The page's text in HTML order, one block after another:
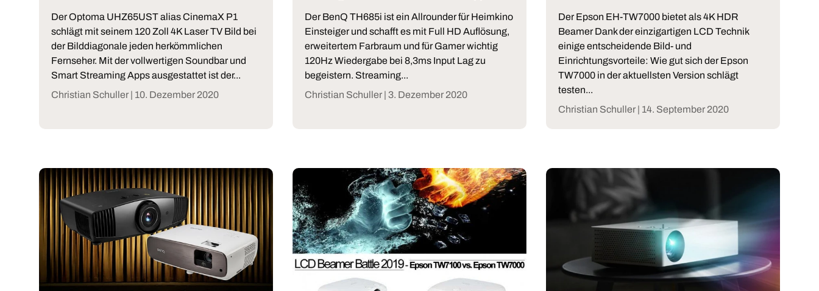
Der Optoma UHZ65UST alias CinemaX P1
schlägt mit seinem 120 Zoll 4K Laser TV Bild bei
der Bilddiagonale jeden herkömmlichen
Fernseher. Mit der vollwertigen Soundbar und
Smart Streaming Apps ausgestattet ist der...
Christian Schuller | 10. Dezember 2020
Der BenQ TH685i ist ein Allrounder für Heimkino
Einsteiger und schafft es mit Full HD Auflösung,
erweitertem Farbraum und für Gamer wichtig
120Hz Wiedergabe bei 8,3ms Input Lag zu
begeistern. Streaming...
Christian Schuller | 3. Dezember 2020
Der Epson EH-TW7000 bietet als 4K HDR
Beamer Dank der einzigartigen LCD Technik
einige entscheidende Bild- und
Einrichtungsvorteile: Wie gut sich der Epson
TW7000 in der aktuellsten Version schlägt
testen...
Christian Schuller | 14. September 2020